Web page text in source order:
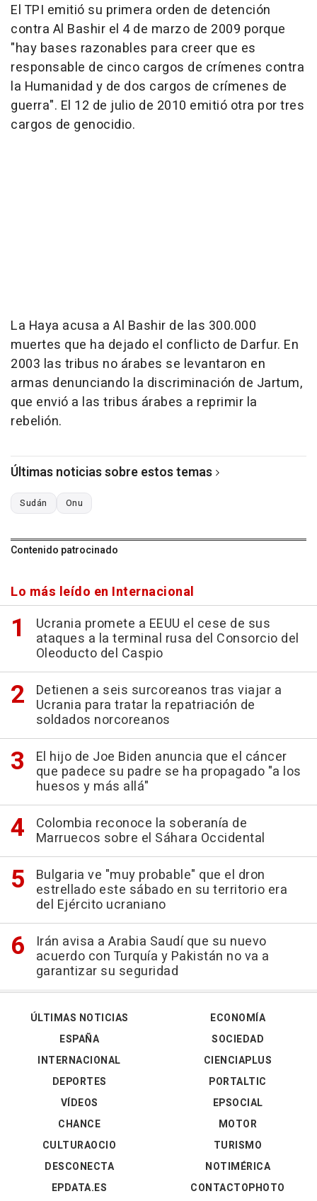
El TPI emitió su primera orden de detención
contra Al Bashir el 4 de marzo de 2009 porque
"hay bases razonables para creer que es
responsable de cinco cargos de crímenes contra
la Humanidad y de dos cargos de crímenes de
guerra". El 12 de julio de 2010 emitió otra por tres
cargos de genocidio.
La Haya acusa a Al Bashir de las 300.000
muertes que ha dejado el conflicto de Darfur. En
2003 las tribus no árabes se levantaron en
armas denunciando la discriminación de Jartum,
que envió a las tribus árabes a reprimir la
rebelión.
Últimas noticias sobre estos temas
Sudán Onu
Contenido patrocinado
Lo más leído en Internacional
Ucrania promete a EEUU el cese de sus
ataques a la terminal rusa del Consorcio del
Oleoducto del Caspio
Detienen a seis surcoreanos tras viajar a
Ucrania para tratar la repatriación de
soldados norcoreanos
El hijo de Joe Biden anuncia que el cáncer
que padece su padre se ha propagado "a los
huesos y más allá"
Colombia reconoce la soberanía de
Marruecos sobre el Sáhara Occidental
Bulgaria ve "muy probable" que el dron
estrellado este sábado en su territorio era
del Ejército ucraniano
Irán avisa a Arabia Saudí que su nuevo
acuerdo con Turquía y Pakistán no va a
garantizar su seguridad
ÚLTIMAS NOTICIAS
ESPAÑA
INTERNACIONAL
DEPORTES
VÍDEOS
ECONOMÍA
SOCIEDAD
CIENCIAPLUS
PORTALTIC
EPSOCIAL
CHANCE
CULTURAOCIO
DESCONECTA
EPDATA.ES
MOTOR
TURISMO
NOTIMÉRICA
CONTACTOPHOTO